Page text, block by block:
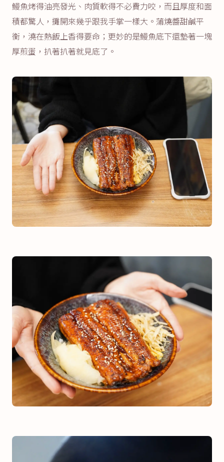
鰻魚烤得油亮發光、肉質軟得不必費力咬，而且厚度和面
積都驚人，攤開來幾乎跟我手掌一樣大。蒲燒醬甜鹹平
衡，澆在熱飯上香得要命；更妙的是鰻魚底下還墊著一塊
厚煎蛋，扒著扒著就見底了。